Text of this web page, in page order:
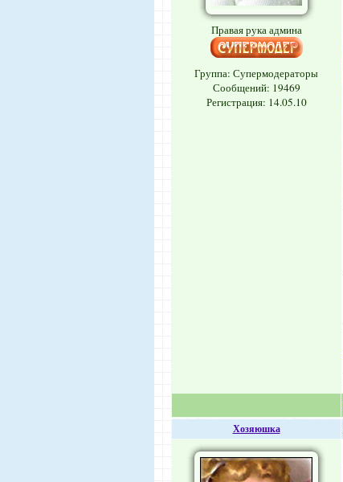
Правая рука админа
Группа: Супермодераторы
Сообщений: 19469
Регистрация: 14.05.10
Хозяюшка